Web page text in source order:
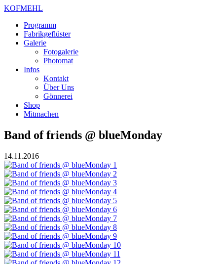
KOFMEHL
Programm
Fabrikgeflüster
Galerie
Fotogalerie
Photomat
Infos
Kontakt
Über Uns
Gönnerei
Shop
Mitmachen
Band of friends @ blueMonday
14.11.2016